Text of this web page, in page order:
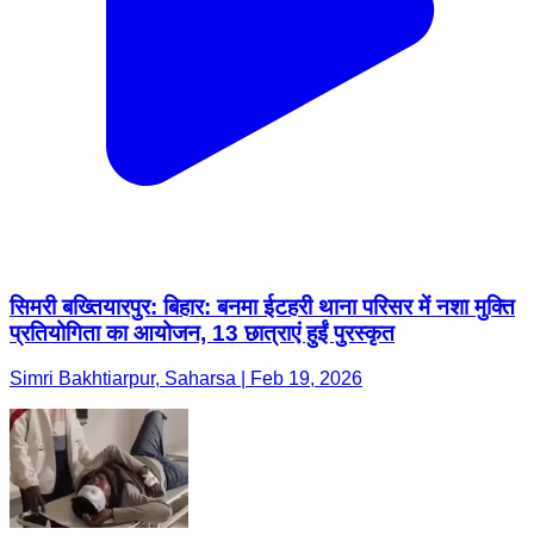
सिमरी बख्तियारपुर: बिहार: बनमा ईटहरी थाना परिसर में नशा मुक्ति
प्रतियोगिता का आयोजन, 13 छात्राएं हुईं पुरस्कृत
Simri Bakhtiarpur, Saharsa | Feb 19, 2026